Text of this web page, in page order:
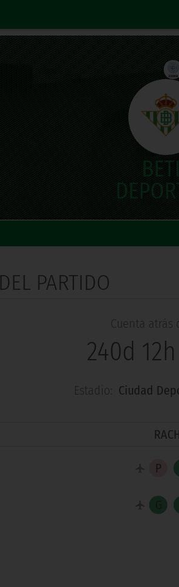
DEL PARTIDO
Cuenta
240d
Estadio: Ciudad